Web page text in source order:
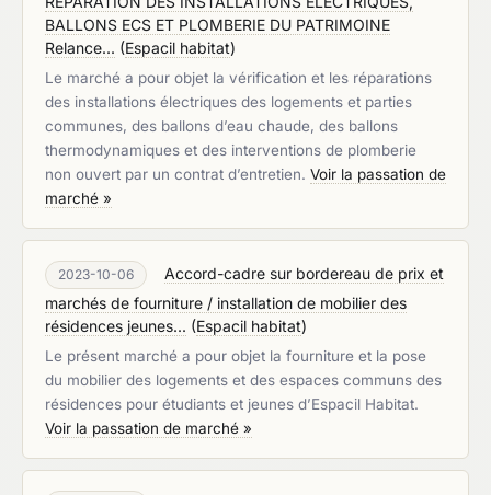
BALLONS ECS ET PLOMBERIE DU PATRIMOINE
Relance... (Espacil habitat)
Le marché a pour objet la vérification et les réparations
des installations électriques des logements et parties
communes, des ballons d’eau chaude, des ballons
thermodynamiques et des interventions de plomberie
non ouvert par un contrat d’entretien. Voir la passation de
marché »
2023-10-06
Accord-cadre sur bordereau de prix et
marchés de fourniture / installation de mobilier des
résidences jeunes... (Espacil habitat)
Le présent marché a pour objet la fourniture et la pose
du mobilier des logements et des espaces communs des
résidences pour étudiants et jeunes d’Espacil Habitat.
Voir la passation de marché »